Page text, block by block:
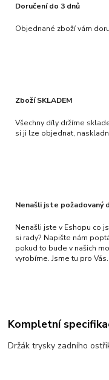
Doručení do 3 dnů
Objednané zboží vám
Zboží SKLADEM
Všechny díly držíme
si ji lze objednat,
Nenašli jste požadovaný
Nenašli jste v Eshopu co
si rady? Napište nám
pokud to bude v našich
vyrobíme. Jsme tu pro Vás.
Kompletní
Držák trysky zadního